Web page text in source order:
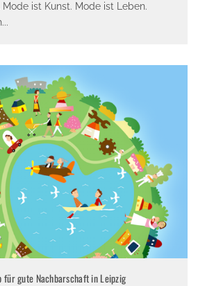
ist Kunst. Mode ist Leben.
...
für gute Nachbarschaft in Leipzig